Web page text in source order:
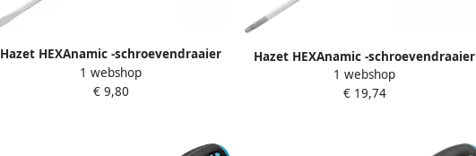
Hazet HEXAnamic -schroevendraaier
802-40 · Sleufprofiel · SW 0 8 x 4 mm
1 webshop
€ 9,80
Hazet HEXAnamic -schroevendraaier
802-T15H · Tamper resistant TORX -
profiel · SW T15H
1 webshop
€ 19,74